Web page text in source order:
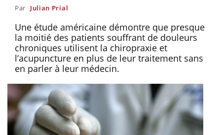
Par Julian Prial
Une étude américaine démontre que presque
la moitié des patients souffrant de douleurs
chroniques utilisent la chiropraxie et
l’acupuncture en plus de leur traitement sans
en parler à leur médecin.